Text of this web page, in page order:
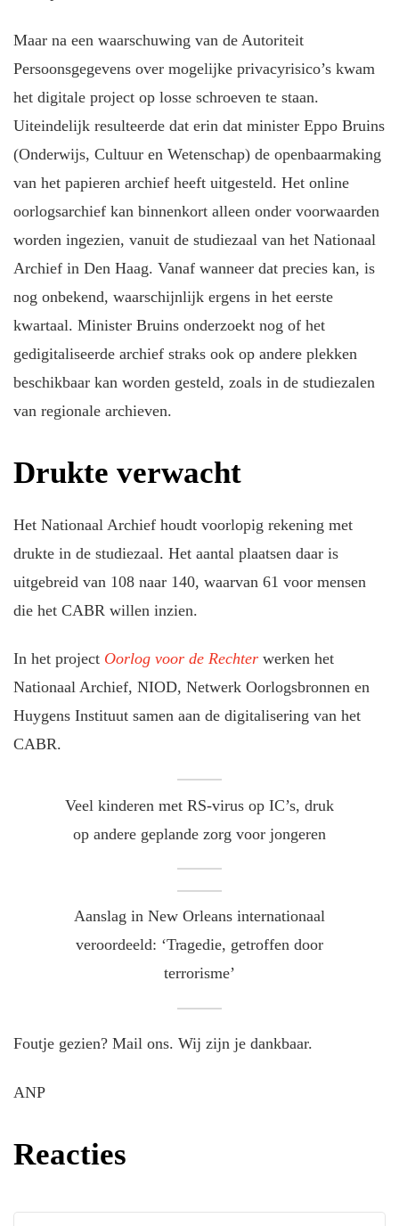
Maar na een waarschuwing van de Autoriteit
Persoonsgegevens over mogelijke privacyrisico’s kwam
het digitale project op losse schroeven te staan.
Uiteindelijk resulteerde dat erin dat minister Eppo Bruins
(Onderwijs, Cultuur en Wetenschap) de openbaarmaking
van het papieren archief heeft uitgesteld. Het online
oorlogsarchief kan binnenkort alleen onder voorwaarden
worden ingezien, vanuit de studiezaal van het Nationaal
Archief in Den Haag. Vanaf wanneer dat precies kan, is
nog onbekend, waarschijnlijk ergens in het eerste
kwartaal. Minister Bruins onderzoekt nog of het
gedigitaliseerde archief straks ook op andere plekken
beschikbaar kan worden gesteld, zoals in de studiezalen
van regionale archieven.
Drukte verwacht
Het Nationaal Archief houdt voorlopig rekening met
drukte in de studiezaal. Het aantal plaatsen daar is
uitgebreid van 108 naar 140, waarvan 61 voor mensen
die het CABR willen inzien.
In het project Oorlog voor de Rechterwerken het
Nationaal Archief, NIOD, Netwerk Oorlogsbronnen en
Huygens Instituut samen aan de digitalisering van het
CABR.
Veel kinderen met RS-virus op IC’s, druk
op andere geplande zorg voor jongeren
Aanslag in New Orleans internationaal
veroordeeld: ‘Tragedie, getroffen door
terrorisme’
Foutje gezien? Mail ons. Wij zijn je dankbaar.
ANP
Reacties